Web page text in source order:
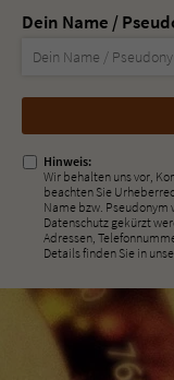
Dein Name /
Nicht
ausfüllen!
Hinweis:
Wir behalten uns vor,
beachten Sie
Name bzw. Pseudonym
Datenschutz gekürzt
Adressen,
Details finden Sie in